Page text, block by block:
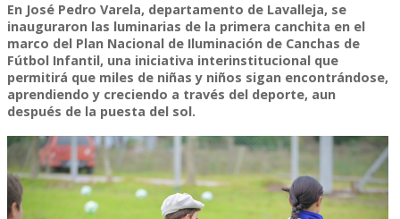
En José Pedro Varela, departamento de Lavalleja, se
inauguraron las luminarias de la primera canchita en el
marco del Plan Nacional de Iluminación de Canchas de
Fútbol Infantil, una iniciativa interinstitucional que
permitirá que miles de niñas y niños sigan encontrándose,
aprendiendo y creciendo a través del deporte, aun
después de la puesta del sol.